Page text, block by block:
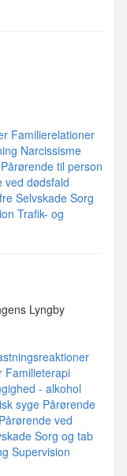
Familierelationer
Narcissisme
Pårørende til person
ved dødsfald
Selvskade Sorg
Trafik- og
Lyngby
Familieterapi
- alkohol
syge Pårørende
Pårørende ved
Sorg og tab
Supervision